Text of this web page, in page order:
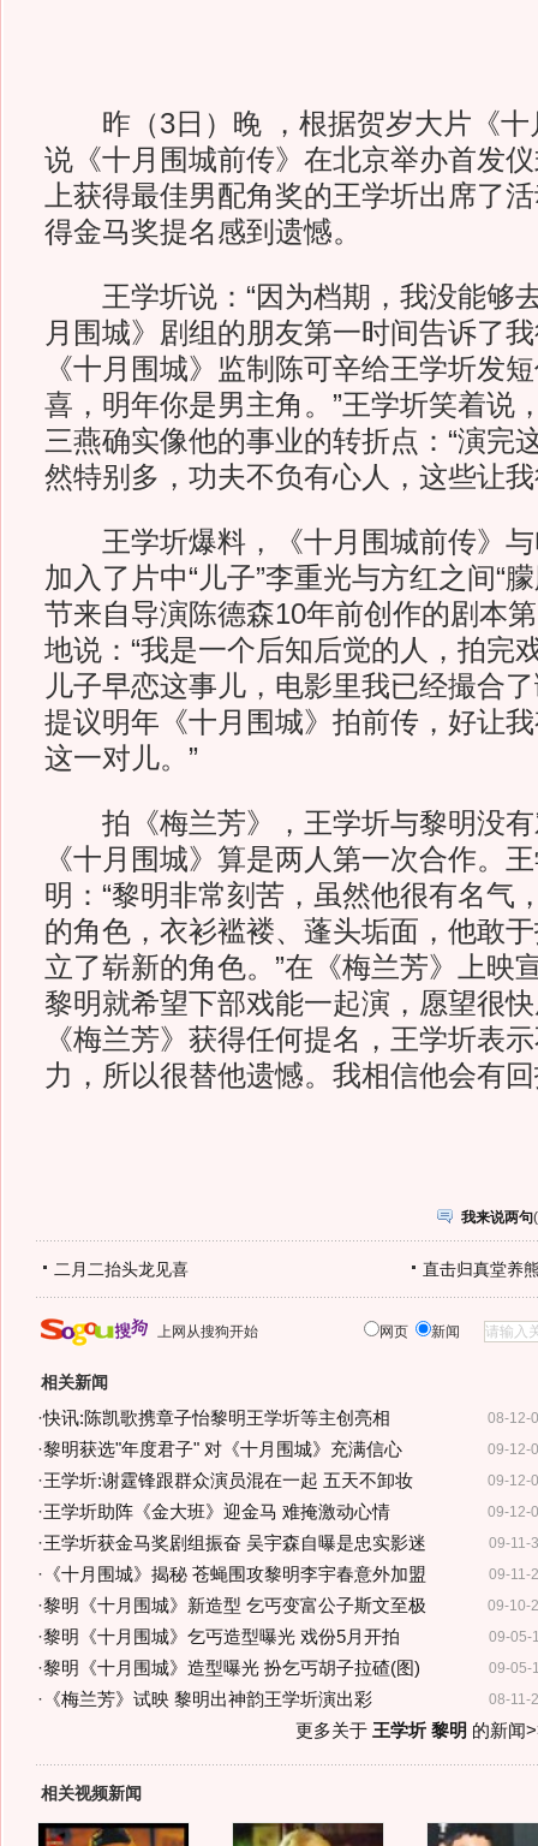
昨（3日）晚 ，根据贺岁大片《十
说《十月围城前传》在北京举办首发
上获得最佳男配角奖的王学圻出席了
得金马奖提名感到遗憾。
王学圻说：“因为档期，我没能够
月围城》剧组的朋友第一时间告诉了
《十月围城》监制陈可辛给王学圻发
喜，明年你是男主角。”王学圻笑着说
三燕确实像他的事业的转折点：“演完
然特别多，功夫不负有心人，这些让我
王学圻爆料，《十月围城前传》与
加入了片中“儿子”李重光与方红之间“
节来自导演陈德森10年前创作的剧本
地说：“我是一个后知后觉的人，拍完
儿子早恋这事儿，电影里我已经撮合
提议明年《十月围城》拍前传，好让
这一对儿。”
拍《梅兰芳》，王学圻与黎明没有
《十月围城》算是两人第一次合作。
明：“黎明非常刻苦，虽然他很有名气
的角色，衣衫褴褛、蓬头垢面，他敢
立了崭新的角色。”在《梅兰芳》上映
黎明就希望下部戏能一起演，愿望很
《梅兰芳》获得任何提名，王学圻表
力，所以很替他遗憾。我相信他会有回
我来说两句(
二月二抬头龙见喜 直击归真堂养
上网从搜狗开始 网页 新闻
相关新闻
08-12-
·快讯:陈凯歌携章子怡黎明王学圻等主创亮相
09-12-
·黎明获选"年度君子" 对《十月围城》充满信心
09-12-
·王学圻:谢霆锋跟群众演员混在一起 五天不卸妆
09-12-
·王学圻助阵《金大班》迎金马 难掩激动心情
09-11-
·王学圻获金马奖剧组振奋 吴宇森自曝是忠实影迷
09-11-
· 《十月围城》揭秘 苍蝇围攻黎明李宇春意外加盟
09-10-
·黎明《十月围城》新造型 乞丐变富公子斯文至极
09-05-
·黎明《十月围城》乞丐造型曝光 戏份5月开拍
09-05-
·黎明《十月围城》造型曝光 扮乞丐胡子拉碴(图)
08-11-
· 《梅兰芳》试映 黎明出神韵王学圻演出彩
更多关于 王学圻 黎明 的新闻
相关视频新闻